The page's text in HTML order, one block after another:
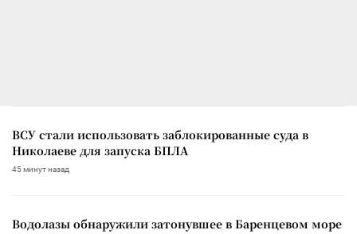
ВСУ стали использовать заблокированные суда в
Николаеве для запуска БПЛА
45 минут назад
Водолазы обнаружили затонувшее в Баренцевом море